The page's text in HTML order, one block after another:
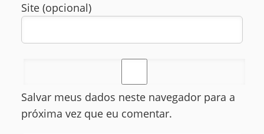
Site (opcional)
Salvar meus dados neste navegador para a
próxima vez que eu comentar.